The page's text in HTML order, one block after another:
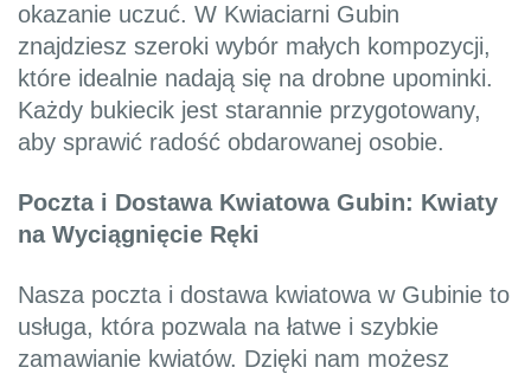
okazanie uczuć. W Kwiaciarni Gubin
znajdziesz szeroki wybór małych kompozycji,
które idealnie nadają się na drobne upominki.
Każdy bukiecik jest starannie przygotowany,
aby sprawić radość obdarowanej osobie.
Poczta i Dostawa Kwiatowa Gubin: Kwiaty
na Wyciągnięcie Ręki
Nasza poczta i dostawa kwiatowa w Gubinie to
usługa, która pozwala na łatwe i szybkie
zamawianie kwiatów. Dzięki nam możesz